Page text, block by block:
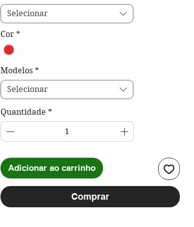
Selecionar
Cor *
Modelos *
Selecionar
Quantidade *
Adicionar ao carrinho
Comprar